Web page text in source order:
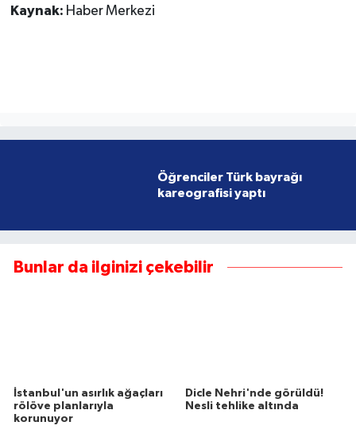
Kaynak: Haber Merkezi
Öğrenciler Türk bayrağı
kareografisi yaptı
Bunlar da ilginizi çekebilir
İstanbul'un asırlık ağaçları
rölöve planlarıyla
korunuyor
Dicle Nehri'nde görüldü!
Nesli tehlike altında